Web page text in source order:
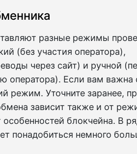
разные режимы
(без участия оператора),
через сайт) и ручной
оператора). Если вам важна
режим. Уточните заранее,
зависит также и от
блокчейна. В
понадобиться немного